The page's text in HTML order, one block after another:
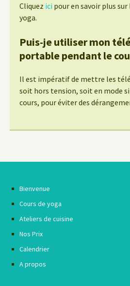
Cliquez ici pour en savoir plus sur
yoga.
Puis-je utiliser mon
portable pendant le
Il est impératif de mettre les
soit hors tension, soit en mode
cours, pour éviter des
Bienvenue
Cours de yoga
Ateliers de cuisine
Nos Prix
Calendrier
A propos